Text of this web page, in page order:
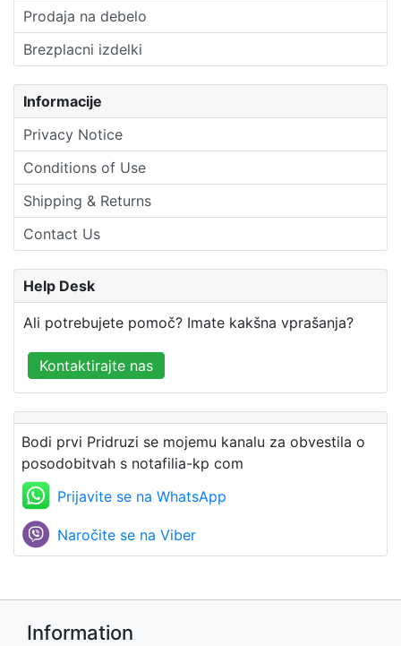
Prodaja na debelo
Brezplacni izdelki
Informacije
Privacy Notice
Conditions of Use
Shipping & Returns
Contact Us
Help Desk
Ali potrebujete pomoč? Imate kakšna vprašanja?
Kontaktirajte nas
Bodi prvi Pridruzi se mojemu kanalu za obvestila o
posodobitvah s notafilia-kp com
Prijavite se na WhatsApp
Naročite se na Viber
Information